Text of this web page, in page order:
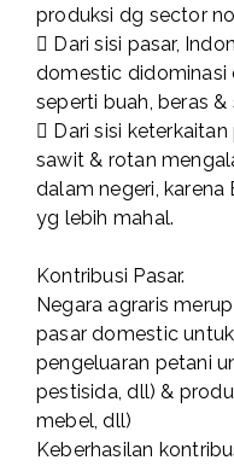
produksi dg sector
 Dari sisi pasar,
domestic didominasi
seperti buah, beras
 Dari sisi
sawit & rotan
dalam negeri, karena
yg lebih mahal.
Kontribusi Pasar.
Negara agraris
pasar domestic
pengeluaran petani
pestisida, dll) &
mebel, dll)
Keberhasilan